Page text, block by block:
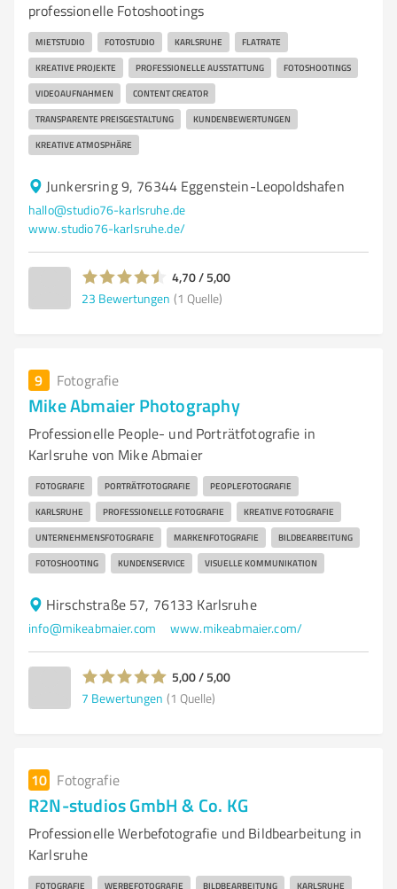
professionelle Fotoshootings
MIETSTUDIO FOTOSTUDIO KARLSRUHE FLATRATE
KREATIVE PROJEKTE PROFESSIONELLE AUSSTATTUNG FOTOSHOOTINGS
VIDEOAUFNAHMEN CONTENT CREATOR
TRANSPARENTE PREISGESTALTUNG KUNDENBEWERTUNGEN
KREATIVE ATMOSPHÄRE
Junkersring 9, 76344 Eggenstein-Leopoldshafen
hallo@studio76-karlsruhe.de
www.studio76-karlsruhe.de/
4,70 / 5,00
23 Bewertungen (1 Quelle)
9 Fotografie
Mike Abmaier Photography
Professionelle People- und Porträtfotografie in
Karlsruhe von Mike Abmaier
FOTOGRAFIE PORTRÄTFOTOGRAFIE PEOPLEFOTOGRAFIE
KARLSRUHE PROFESSIONELLE FOTOGRAFIE KREATIVE FOTOGRAFIE
UNTERNEHMENSFOTOGRAFIE MARKENFOTOGRAFIE BILDBEARBEITUNG
FOTOSHOOTING KUNDENSERVICE VISUELLE KOMMUNIKATION
Hirschstraße 57, 76133 Karlsruhe
info@mikeabmaier.com www.mikeabmaier.com/
5,00 / 5,00
7 Bewertungen (1 Quelle)
10 Fotografie
R2N-studios GmbH & Co. KG
Professionelle Werbefotografie und Bildbearbeitung in
Karlsruhe
FOTOGRAFIE WERBEFOTOGRAFIE BILDBEARBEITUNG KARLSRUHE